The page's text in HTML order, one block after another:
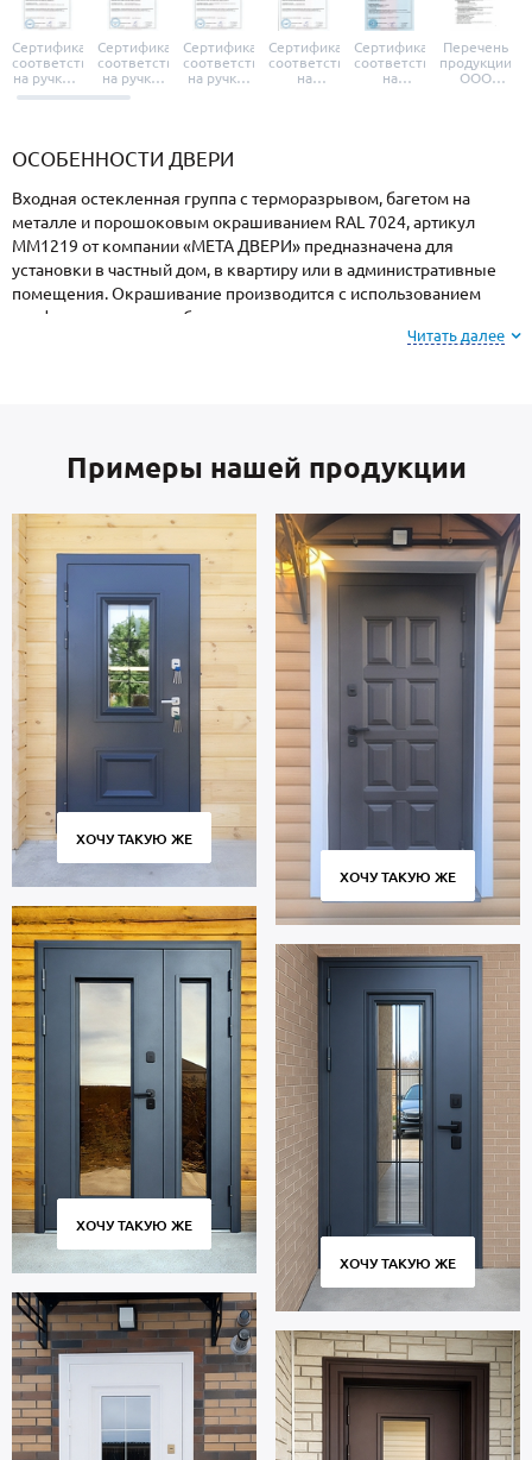
Сертификат
соответствия
на ручки и
броненакладки
Сертификат
соответствия
на ручки-
защелки
Сертификат
соответствия
на ручки-
Сертификат
соответствия
на
Сертификат
соответствия
на
Перечень
продукции
ООО
ОСОБЕННОСТИ ДВЕРИ
Входная остекленная группа с терморазрывом, багетом на
металле и порошоковым окрашиванием RAL 7024, артикул
ММ1219 от компании «МЕТА ДВЕРИ» предназначена для
установки в частный дом, в квартиру или в административные
помещения. Окрашивание производится с использованием
профессионального оборудования и закреплением в термопечи,
поэтому поверхность устойчива к механическим повреждениям,
выбрать цвет и фактуру порошкового покрытия из
образцов у мастера по замерам.
Каркас коробки и полотно — стальные листы и многоконтурный
профиль российского производства, толщиной 2 мм. Отделка
внутри: МДФ. На двери установлены замки 4-го класса защиты.
В полости створки имеется теплоизоляционный материал
минплита. Уплотнение: 2 контура для дополнительной защиты от
посторонних звуков с улицы или из подъезда.
Термодверь со стеклом предназначена для многолетней
эксплуатации и сохраняет работоспособность множества циклов
открывания и закрывания. Соблюдение технологии
изготовления, точное соответствие размеров и качественные
петли гарантируют плотное прилегание створки к коробке без
скрипов и деформаций.
Стоимость указана за базовый размер 2000х800 мм. Гарантия 5
лет.
Позвоните в отдел продаж или оставьте заявку на сайте, чтобы
купить дверь по габаритам вашего проема. Бесплатный вызов
замерщика. Быстрое изготовление. Аккуратная доставка по
Москве и МО, установка «под ключ».
Читать далее
Примеры нашей продукции
ХОЧУ ТАКУЮ ЖЕ
ХОЧУ ТАКУЮ ЖЕ
ХОЧУ ТАКУЮ ЖЕ
ХОЧУ ТАКУЮ ЖЕ